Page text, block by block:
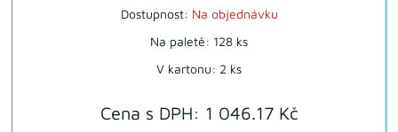
Cena s DPH: 1 046.17 Kč
Dostupnost: Na objednávku
Na paletě: 128 ks
V kartonu: 2 ks